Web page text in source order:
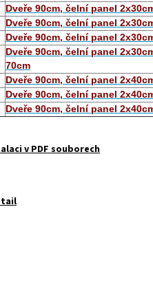
Dveře 90cm, čelní panel
Dveře 90cm, čelní panel
Dveře 90cm, čelní panel
Dveře 90cm, čelní panel
70cm
Dveře 90cm, čelní panel
Dveře 90cm, čelní panel
Dveře 90cm, čelní panel
v PDF souborech